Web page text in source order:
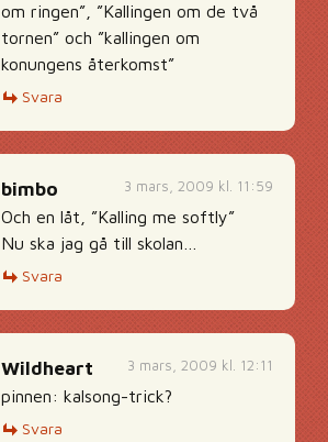
om ringen”, ”Kallingen om de två
tornen” och ”kallingen om
konungens återkomst”
Svara
3 mars, 2009 kl. 11:59
bimbo
Och en låt, ”Kalling me softly”
Nu ska jag gå till skolan…
Svara
3 mars, 2009 kl. 12:11
Wildheart
pinnen: kalsong-trick?
Svara